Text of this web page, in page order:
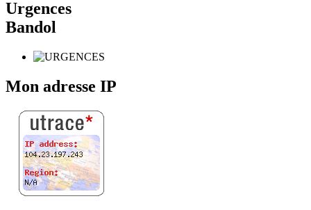
Urgences
Bandol
Mon adresse IP